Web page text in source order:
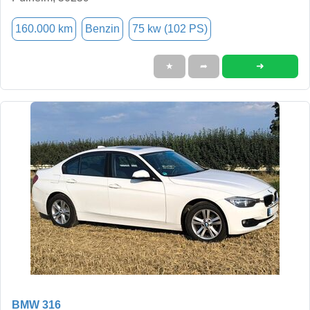
160.000 km Benzin 75 kw (102 PS)
★ ➦ ➜
BMW 316